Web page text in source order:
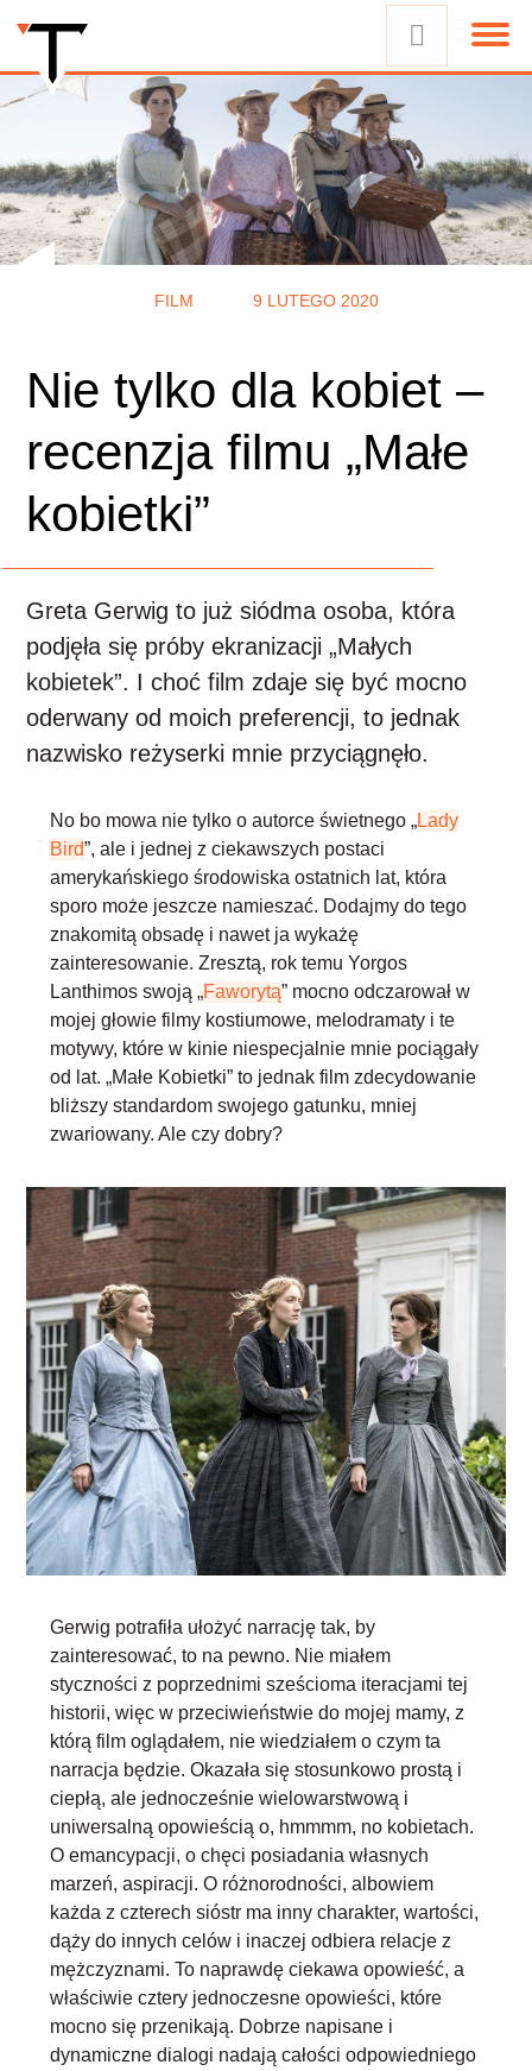
FILM 9 LUTEGO 2020
Nie tylko dla kobiet –
recenzja filmu „Małe
kobietki”
Greta Gerwig to już siódma osoba, która
podjęła się próby ekranizacji „Małych
kobietek”. I choć film zdaje się być mocno
oderwany od moich preferencji, to jednak
nazwisko reżyserki mnie przyciągnęło.
No bo mowa nie tylko o autorce świetnego „Lady
Bird”, ale i jednej z ciekawszych postaci
amerykańskiego środowiska ostatnich lat, która
sporo może jeszcze namieszać. Dodajmy do tego
znakomitą obsadę i nawet ja wykażę
zainteresowanie. Zresztą, rok temu Yorgos
Lanthimos swoją „Faworytą” mocnoodczarował w
mojej głowie filmy kostiumowe, melodramaty i te
motywy, które w kinie niespecjalnie mnie pociągały
od lat. „Małe Kobietki” to jednak film zdecydowanie
bliższy standardom swojego gatunku, mniej
zwariowany. Ale czy dobry?
Gerwig potrafiła ułożyć narrację tak, by
zainteresować, to na pewno. Nie miałem
styczności z poprzednimi sześcioma iteracjami tej
historii, więc w przeciwieństwie do mojej mamy, z
którą film oglądałem, nie wiedziałem o czym ta
narracja będzie. Okazała sięstosunkowo prostą i
ciepłą, ale jednocześnie wielowarstwową i
uniwersalną opowieścią o, hmmmm, no kobietach.
O emancypacji, o chęci posiadania własnych
marzeń, aspiracji. O różnorodności, albowiem
każda z czterech sióstr ma inny charakter, wartości,
dąży do innych celów i inaczej odbiera relacje z
mężczyznami. To naprawdę ciekawa opowieść, a
właściwie cztery jednoczesne opowieści, które
mocno się przenikają. Dobrze napisane i
dynamiczne dialogi nadają całości odpowiedniego